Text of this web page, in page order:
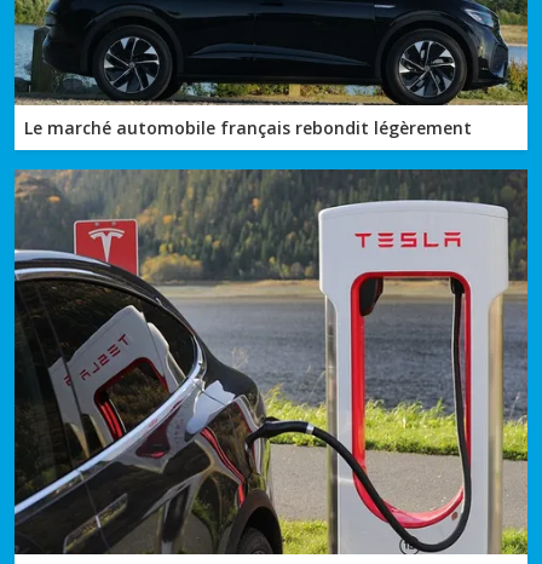
Le marché automobile français rebondit légèrement